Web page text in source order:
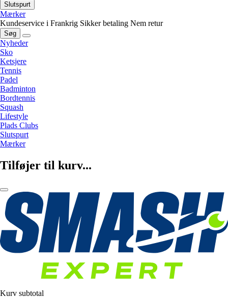
Slutspurt
Mærker
Kundeservice i Frankrig Sikker betaling Nem retur
Søg
Nyheder
Sko
Ketsjere
Tennis
Padel
Badminton
Bordtennis
Squash
Lifestyle
Plads Clubs
Slutspurt
Mærker
Tilføjer til kurv...
Kurv subtotal